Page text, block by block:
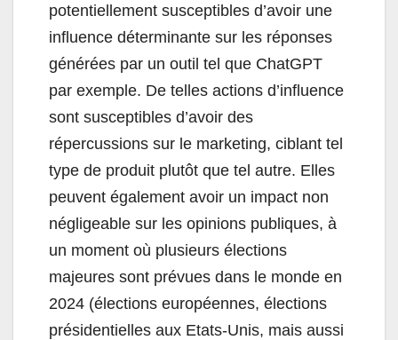
potentiellement susceptibles d’avoir une
influence déterminante sur les réponses
générées par un outil tel que ChatGPT
par exemple. De telles actions d’influence
sont susceptibles d’avoir des
répercussions sur le marketing, ciblant tel
type de produit plutôt que tel autre. Elles
peuvent également avoir un impact non
négligeable sur les opinions publiques, à
un moment où plusieurs élections
majeures sont prévues dans le monde en
2024 (élections européennes, élections
présidentielles aux Etats-Unis, mais aussi